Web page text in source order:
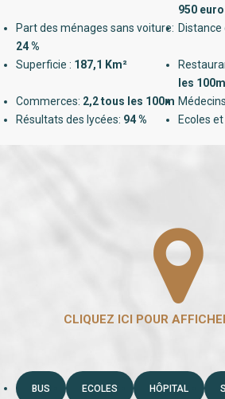
950
Part des ménages sans voiture:
24 %
Superficie : 187,1 Km²
les 100m
Commerces: 2,2 tous les 100m
Résultats des lycées: 94 % Ecoles
BUS ECOLES HÔPITAL